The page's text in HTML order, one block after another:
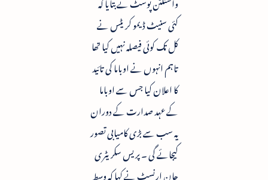
کئی سنیٹ ڈیمو کریٹس نے
کل تک کوئی فیصلہ نہیں کیا تھا
تاہم انہوں نے اوباما کی تائید
کا اعلان کیا جس سے اوباما
کے عہد صدارت کے دوران
یہ سب سے بڑی کامیابی تصور
کیجائے گی ۔ پریس سکریٹری
جان ارنسٹ نے کہا کہ وسط